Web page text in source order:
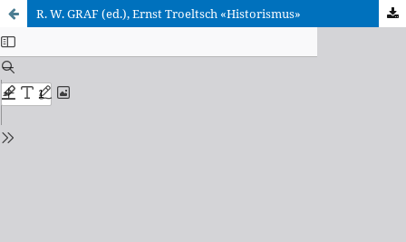
R. W. GRAF (ed.), Ernst Troeltsch «Historismus»